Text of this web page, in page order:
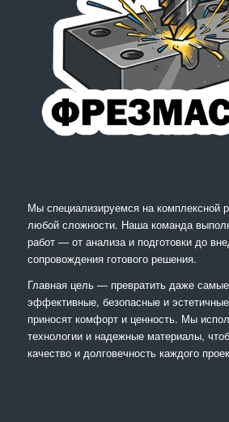
Мы специализируемся на комплексной
любой сложности. Наша команда
работ — от анализа и подготовки до
сопровождения готового решения.
Главная цель — превратить даже
эффективные, безопасные и
приносят комфорт и ценность. Мы
технологии и надежные материалы,
качество и долговечность каждого